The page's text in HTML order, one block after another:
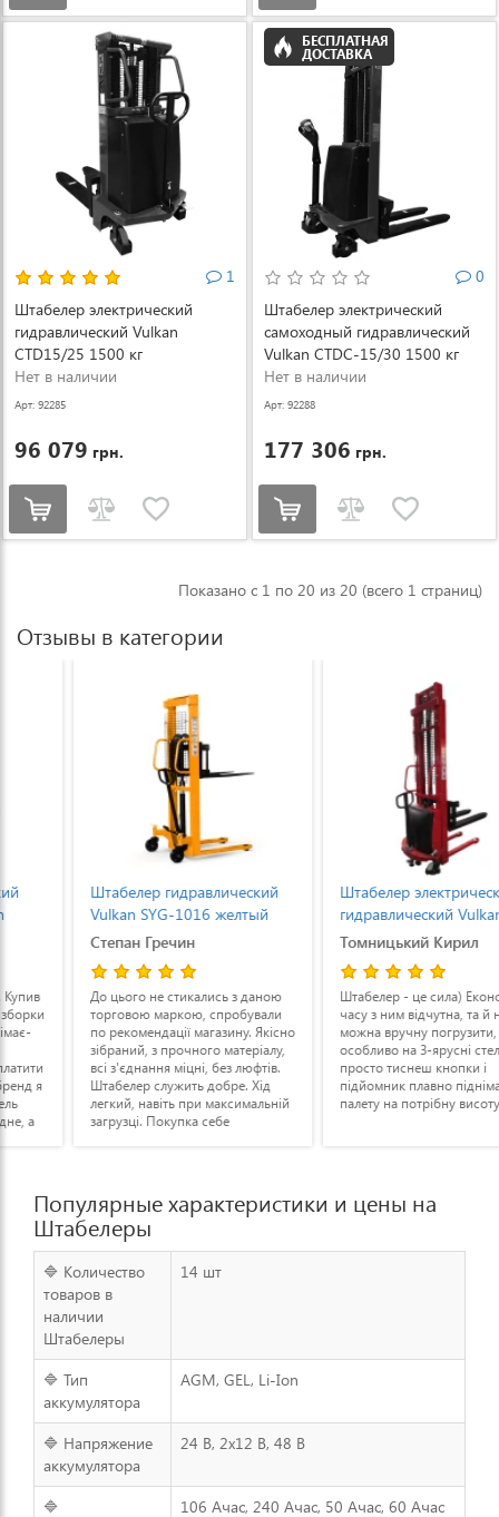
1
Штабелер электрический
гидравлический Vulkan
CTD15/25 1500 кг
Нет в наличии
Арт: 92285
96 079 грн.
БЕСПЛАТНАЯ
ДОСТАВКА
0
Штабелер электрический
самоходный гидравлический
Vulkan CTDC-15/30 1500 кг
Нет в наличии
Арт: 92288
177 306 грн.
Показано с 1 по 20 из 20 (всего 1 страниц)
Отзывы в категории
Штабелер гидравлический
Vulkan SYG-1016 желтый
Степан Гречин
До цього не стикались з даною
торговою маркою, спробували
по рекомендації магазину. Якісно
зібраний, з прочного матеріалу,
всі з'єднання міцні, без люфтів.
Штабелер служить добре. Хід
легкий, навіть при максимальній
загрузці. Покупка себе
Штабелер электрический
гидравлический Vulkan
SDYG-1535 1500 кг
Томницький Кирил
Штабелер - це сила) Економія
часу з ним відчутна, та й не все
можна вручну погрузити,
особливо на 3-ярусні стелажі. Тут
просто тиснеш кнопки і
підйомник плавно піднімає
палету на потрібну висоту.
Популярные характеристики и цены на
Штабелеры
🔷 Количество
товаров в
наличии
Штабелеры
14 шт
🔷 Тип
аккумулятора
AGM, GEL, Li-Ion
🔷 Напряжение
аккумулятора
24 В, 2x12 В, 48 В
🔷
106 Ачас, 240 Ачас, 50 Ачас, 60 Ачас